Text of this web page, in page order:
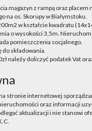
magazyn z rampą oraz
na os. Skorupy w Białymstoku.
w kształcie kwadratu
o wysokości 3,5m.
pomieszczenia socjalnego.
do składowania.
należy doliczyć podatek Vat
stronie internetowej
oraz informacji
aktualizacji i nie stanowi